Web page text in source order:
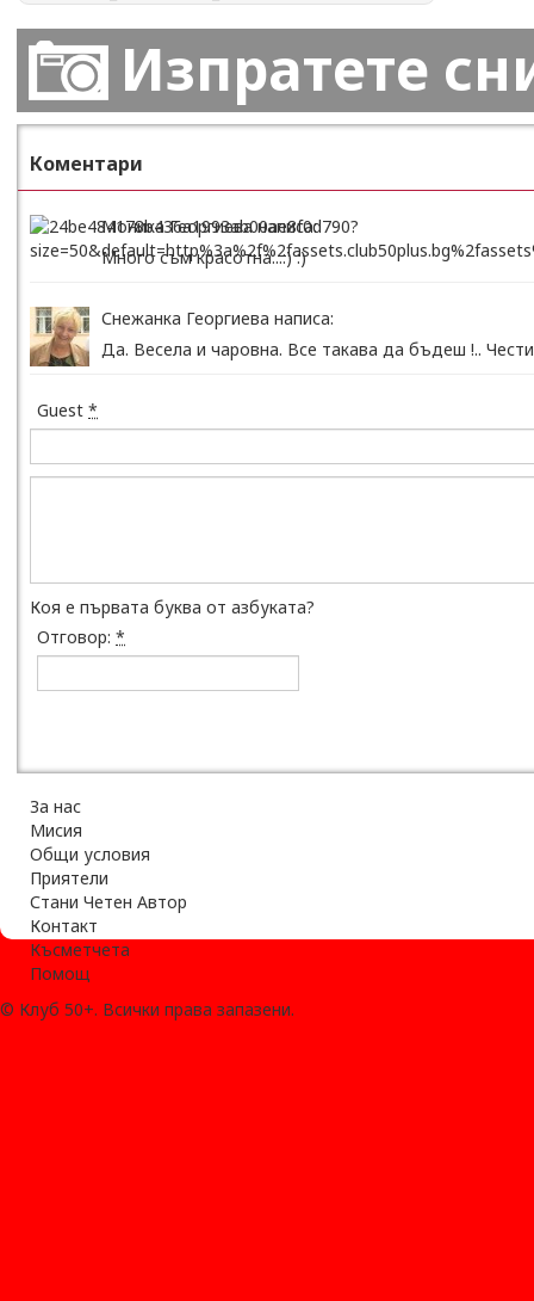
Изпратете
Коментари
Моника Георгиева написа:
Много съм красотна...:) :)
Снежанка Георгиева написа:
Да. Весела и чаровна. Все такава да бъдеш !..
Guest *
Коя е първата буква от азбуката?
Отговор: *
За нас
Мисия
Общи условия
Приятели
Стани Четен Автор
Контакт
Късметчета
Помощ
© Клуб 50+. Всички права запазени.